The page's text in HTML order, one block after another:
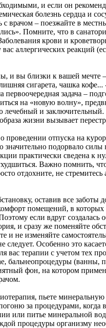
и если он
болезнь сердца и
врачом – поезжайте в
Помните, что в
крови и
аллергических реакций
вы близки к вашей мечте
сигарета, чашка
первоочередная задача –
на «новую волну»,
лечебный и
жизни вызывает
отпуска на
значительно подорвало
практически сведена
Важно помнить,
отдохните, не
оставив все заботы
помещений, в которых
если вдруг
и сразу же поменяйте
и не изменяйте
Особенно это
вас терапии с учетом тех
бальнеопроцедуры
фон, на котором
пьете
за процедурами, когда
или питье минеральной
процедуры организму